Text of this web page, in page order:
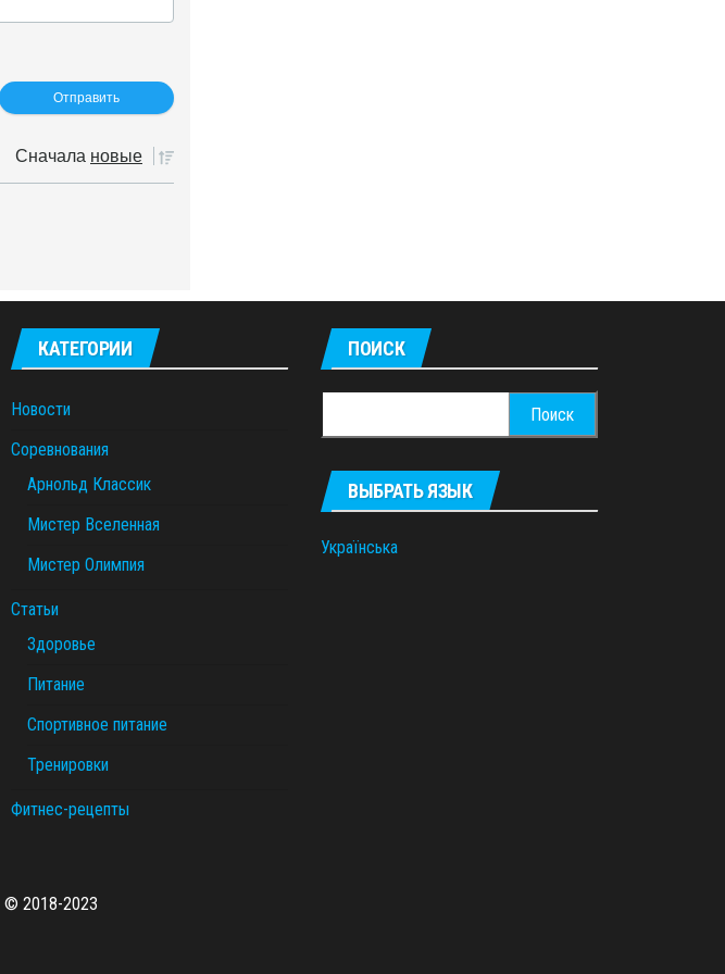
Сначала новые
КАТЕГОРИИ
Новости
Соревнования
Арнольд Классик
Мистер Вселенная
Мистер Олимпия
Статьи
Здоровье
Питание
Спортивное питание
Тренировки
Фитнес-рецепты
ПОИСК
ВЫБРАТЬ ЯЗЫК
Українська
© 2018-2023